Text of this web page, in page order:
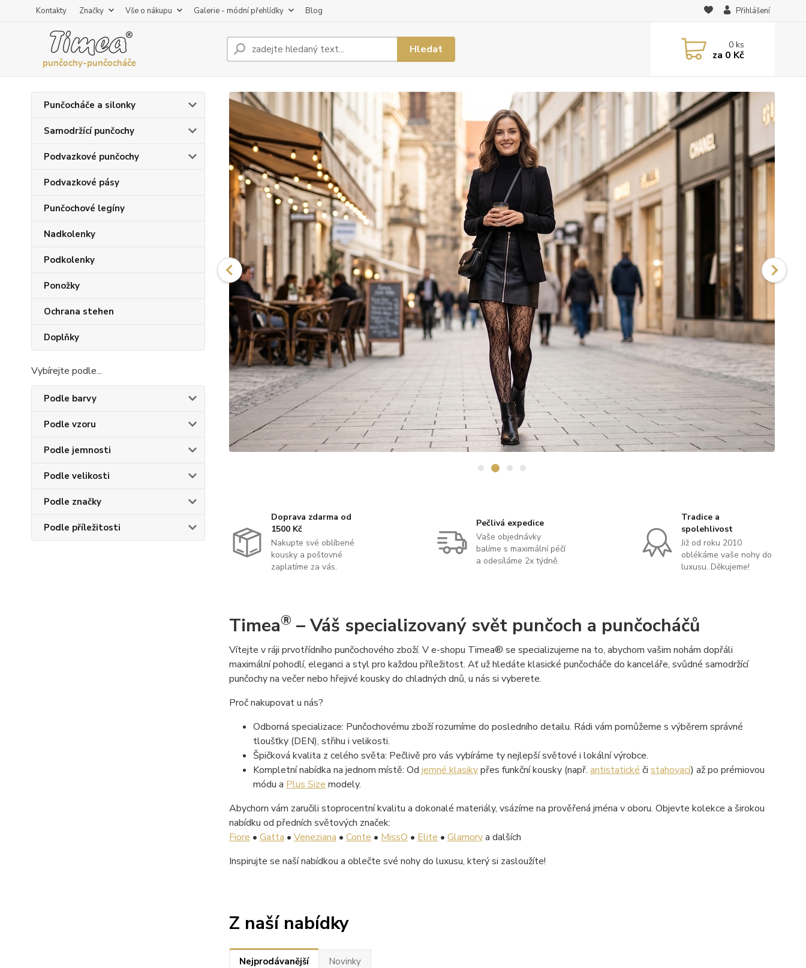
Kontakty Značky Vše o nákupu Galerie - módní přehlídky Blog Přihlášení
Hledat 0ks
za 0 Kč
Punčocháče a silonky
Samodržící punčochy
Podvazkové punčochy
Podvazkové pásy
Punčochové legíny
Nadkolenky
Podkolenky
Ponožky
Ochrana stehen
Doplňky
Vybírejte podle...
Podle barvy
Podle vzoru
Podle jemnosti
Podle velikosti
Podle značky
Podle příležitosti
Doprava zdarma od
1500 Kč
Nakupte své oblíbené
kousky a poštovné
zaplatíme za vás.
Pečlivá expedice
Vaše objednávky
balíme s maximální péčí
a odesíláme 2x týdně.
Tradice a
spolehlivost
Již od roku 2010
oblékáme vaše nohy do
luxusu. Děkujeme!
Timea® – Váš specializovaný svět punčoch a punčocháčů
Vítejte v ráji prvotřídního punčochového zboží. V e-shopu Timea® se specializujeme na to, abychom vašim nohám dopřáli
maximální pohodlí, eleganci a styl pro každou příležitost. Ať už hledáte klasické punčocháče do kanceláře, svůdné samodržící
punčochy na večer nebo hřejivé kousky do chladných dnů, u nás si vyberete.
Proč nakupovat u nás?
Odborná specializace: Punčochovému zboží rozumíme do posledního detailu. Rádi vám pomůžeme s výběrem správné
tloušťky (DEN), střihu i velikosti.
Špičková kvalita z celého světa: Pečlivě pro vás vybíráme ty nejlepší světové i lokální výrobce.
Kompletní nabídka na jednom místě: Od jemné klasikypřes funkční kousky (např. antistatické či stahovací) až po prémiovou
módu a Plus Size modely.
Abychom vám zaručili stoprocentní kvalitu a dokonalé materiály, vsázíme na prověřená jména v oboru. Objevte kolekce a širokou
nabídku od předních světových značek:
Fiore • Gatta • Veneziana • Conte • MissO • Elite • Glamorya dalších
Inspirujte se naší nabídkou a oblečte své nohy do luxusu, který si zasloužíte!
Z naší nabídky
Nejprodávanější Novinky